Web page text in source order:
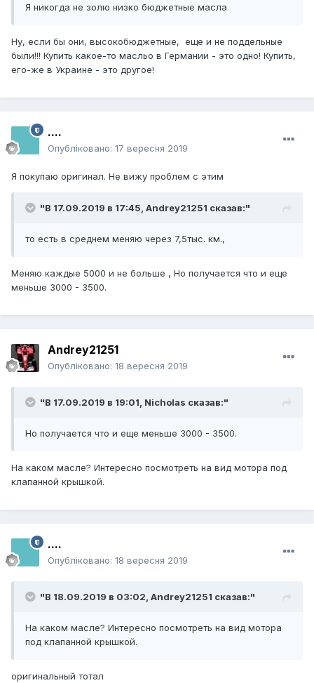
Я никогда не золю низко бюджетные масла
Ну, если бы они, высокобюджетные, еще и не поддельные
были!!! Купить какое-то масльо в Германии - это одно! Купить,
его-же в Украине - это другое!
....
Опубліковано: 17 вересня 2019
Я покупаю оригинал. Не вижу проблем с этим
"В 17.09.2019 в 17:45, Andrey21251 сказав:"
то есть в среднем меняю через 7,5тыс. км.,
Меняю каждые 5000 и не больше , Но получается что и еще
меньше 3000 - 3500.
Andrey21251
Опубліковано: 18 вересня 2019
"В 17.09.2019 в 19:01, Nicholas сказав:"
Но получается что и еще меньше 3000 - 3500.
На каком масле? Интересно посмотреть на вид мотора под
клапанной крышкой.
....
Опубліковано: 18 вересня 2019
"В 18.09.2019 в 03:02, Andrey21251 сказав:"
На каком масле? Интересно посмотреть на вид мотора
под клапанной крышкой.
оригинальный тотал